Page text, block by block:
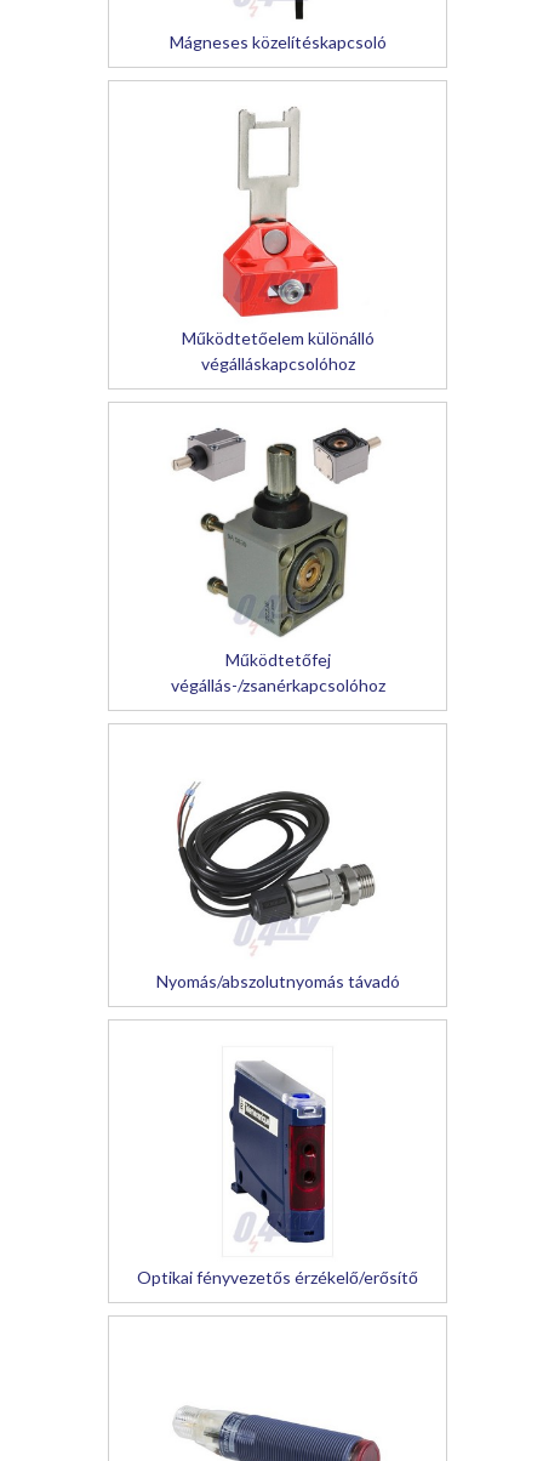
Mágneses közelítéskapcsoló
Működtetőelem különálló
végálláskapcsolóhoz
Működtetőfej
végállás-/zsanérkapcsolóhoz
Nyomás/abszolutnyomás távadó
Optikai fényvezetős érzékelő/erősítő